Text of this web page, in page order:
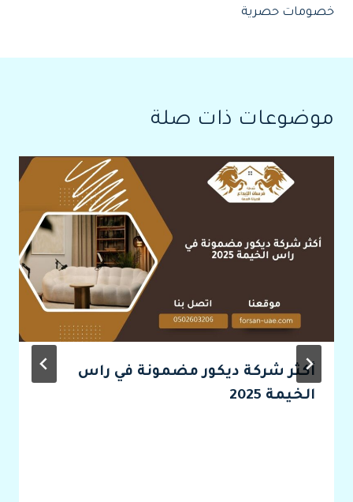
خصومات حصرية
موضوعات ذات صلة
أكثر شركة ديكور مضمونة في راس
الخيمة 2025